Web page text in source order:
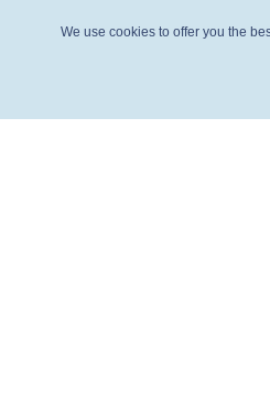
We use cookies to offer you the